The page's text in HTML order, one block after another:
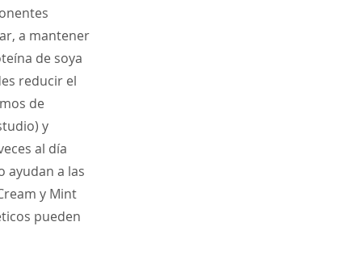
a mantener
de soya
reducir el
de
y
al día
ayudan a las
y Mint
pueden